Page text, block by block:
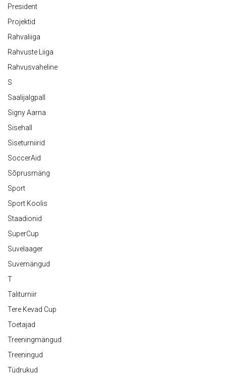
President
Projektid
Rahvaliiga
Rahvuste Liiga
Rahvusvaheline
S
Saalijalgpall
Signy Aarna
Sisehall
Siseturniirid
SoccerAid
Sõprusmäng
Sport
Sport Koolis
Staadionid
SuperCup
Suvelaager
Suvemängud
T
Taliturniir
Tere Kevad Cup
Toetajad
Treeningmängud
Treeningud
Tüdrukud